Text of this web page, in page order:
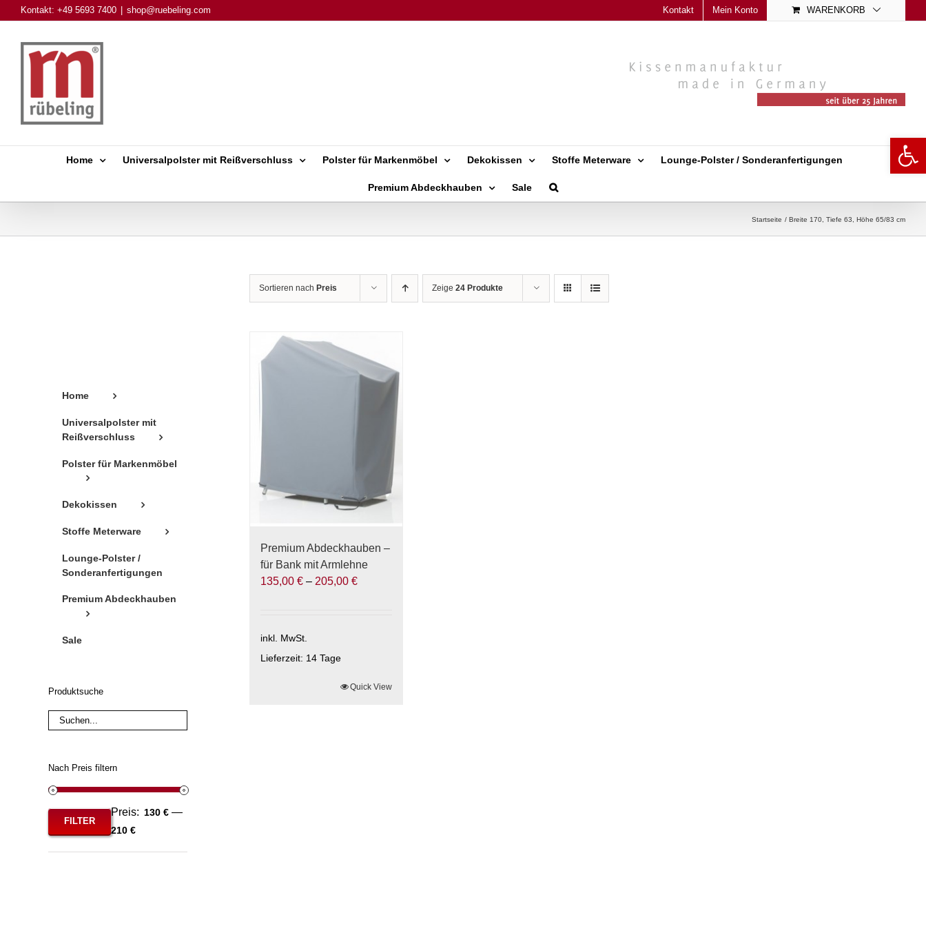
to
content
Kontakt: +49 5693 7400 shop@ruebeling.com Kontakt Mein Konto WARENKORB
Home Universalpolster mit Reißverschluss Polster für Markenmöbel Dekokissen Stoffe Meterware Lounge-Polster / Sonderanfertigungen
Premium Abdeckhauben Sale
Startseite Breite 170, Tiefe 63, Höhe 65/83 cm
Sortieren nach Preis Zeige24 Produkte
Premium Abdeckhauben –
für Bank mit Armlehne
135,00€ – 205,00€
inkl. MwSt.
Lieferzeit: 14 Tage
Quick View
Home
Universalpolster mit
Reißverschluss
Polster für Markenmöbel
Dekokissen
Stoffe Meterware
Lounge-Polster /
Sonderanfertigungen
Premium Abdeckhauben
Sale
Produktsuche
Nach Preis filtern
FILTER
Preis: 130 € —
210 €